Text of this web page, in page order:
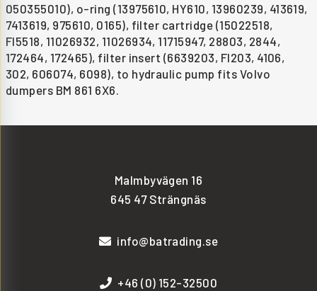
050355010), o-ring (13975610, HY610, 13960239, 413619,
7413619, 975610, 0165), filter cartridge (15022518,
FI5518, 11026932, 11026934, 11715947, 28803, 2844,
172464, 172465), filter insert (6639203, FI203, 4106,
302, 606074, 6098), to hydraulic pump fits Volvo
dumpers BM 861 6X6.
Malmbyvägen 16
645 47 Strängnäs
info@batrading.se
+46 (0) 152-32500